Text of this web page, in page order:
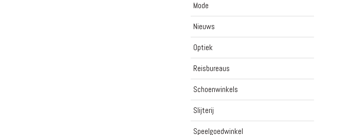
Mode
Nieuws
Optiek
Reisbureaus
Schoenwinkels
Slijterij
Speelgoedwinkel